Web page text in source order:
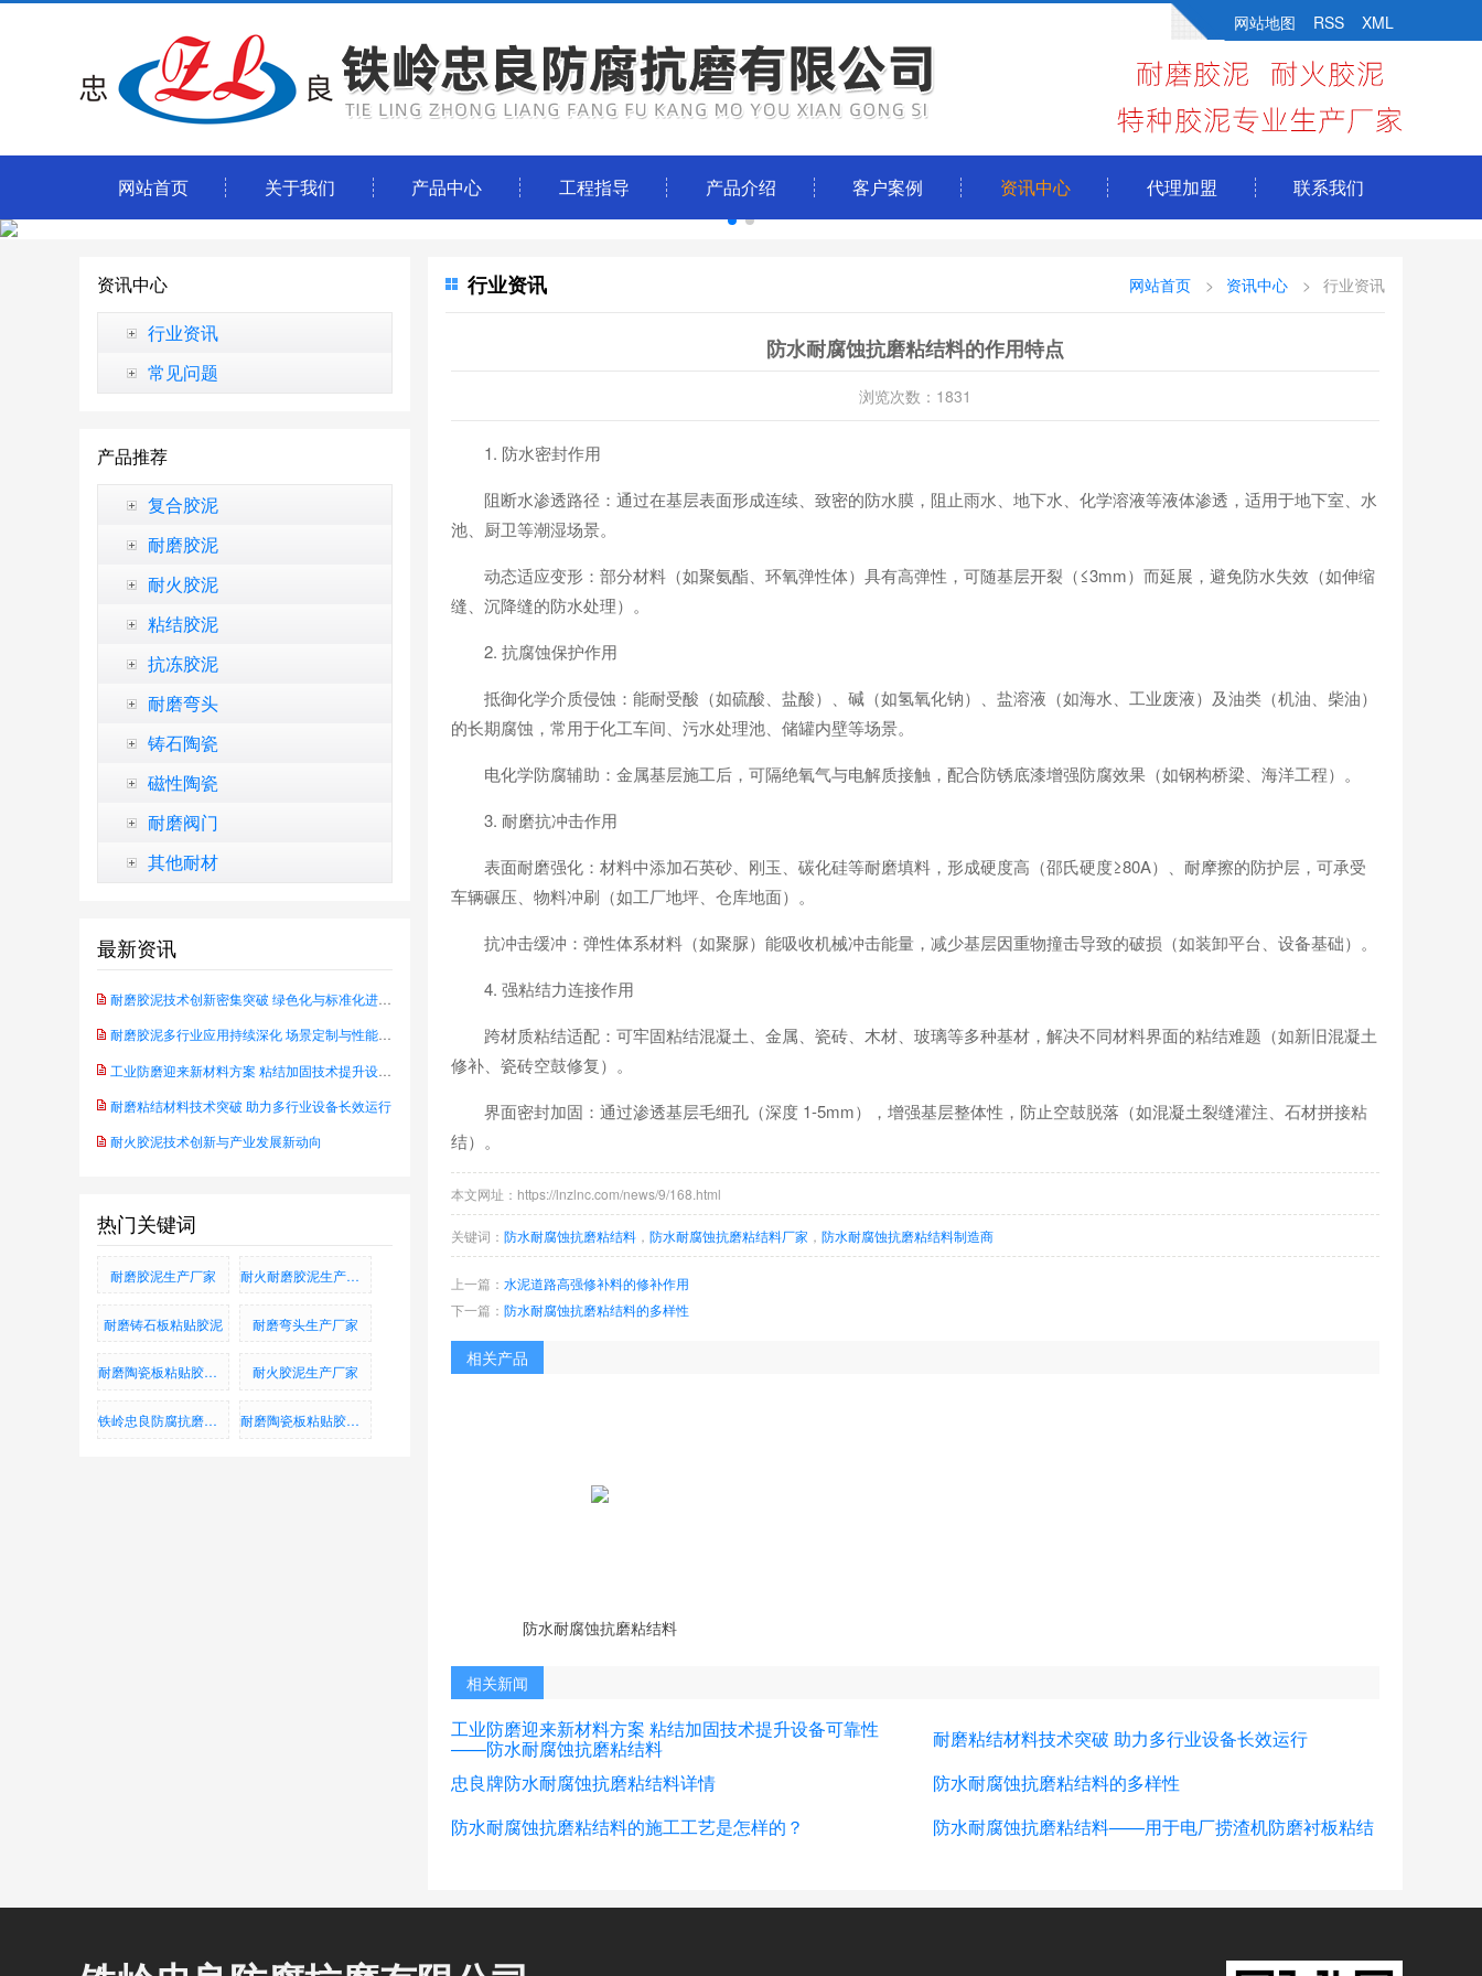
网站地图 RSS XML
网站首页 关于我们 产品中心 工程指导 产品介绍 客户案例 资讯中心 代理加盟 联系我们
资讯中心
行业资讯
常见问题
产品推荐
复合胶泥
耐磨胶泥
耐火胶泥
粘结胶泥
抗冻胶泥
耐磨弯头
铸石陶瓷
磁性陶瓷
耐磨阀门
其他耐材
最新资讯
耐磨粘结材料技术突破 助力多行业设备长效运行
耐火胶泥技术创新与产业发展新动向
热门关键词
耐磨胶泥生产厂家 耐火耐磨胶泥生产厂家
耐磨铸石板粘贴胶泥 耐磨弯头生产厂家
耐磨陶瓷板粘贴胶泥、耐磨铸石板粘贴胶泥、烟道防腐蚀胶泥 耐火胶泥生产厂家
铁岭忠良防腐抗磨有限公司 耐磨陶瓷板粘贴胶泥_耐磨铸石板粘贴胶泥_烟道防腐蚀胶泥
行业资讯 网站首页 资讯中心 行业资讯
防水耐腐蚀抗磨粘结料的作用特点
浏览次数：1831
1. 防水密封作用
阻断水渗透路径：通过在基层表面形成连续、致密的防水膜，阻止雨水、地下水、化学溶液等液体渗透，适用于地下室、水
池、厨卫等潮湿场景。
动态适应变形：部分材料（如聚氨酯、环氧弹性体）具有高弹性，可随基层开裂（≤3mm）而延展，避免防水失效（如伸缩
缝、沉降缝的防水处理）。
2. 抗腐蚀保护作用
抵御化学介质侵蚀：能耐受酸（如硫酸、盐酸）、碱（如氢氧化钠）、盐溶液（如海水、工业废液）及油类（机油、柴油）
的长期腐蚀，常用于化工车间、污水处理池、储罐内壁等场景。
电化学防腐辅助：金属基层施工后，可隔绝氧气与电解质接触，配合防锈底漆增强防腐效果（如钢构桥梁、海洋工程）。
3. 耐磨抗冲击作用
表面耐磨强化：材料中添加石英砂、刚玉、碳化硅等耐磨填料，形成硬度高（邵氏硬度≥80A）、耐摩擦的防护层，可承受
车辆碾压、物料冲刷（如工厂地坪、仓库地面）。
抗冲击缓冲：弹性体系材料（如聚脲）能吸收机械冲击能量，减少基层因重物撞击导致的破损（如装卸平台、设备基础）。
4. 强粘结力连接作用
跨材质粘结适配：可牢固粘结混凝土、金属、瓷砖、木材、玻璃等多种基材，解决不同材料界面的粘结难题（如新旧混凝土
修补、瓷砖空鼓修复）。
界面密封加固：通过渗透基层毛细孔（深度 1-5mm），增强基层整体性，防止空鼓脱落（如混凝土裂缝灌注、石材拼接粘
结）。
本文网址：https://lnzlnc.com/news/9/168.html
关键词： 防水耐腐蚀抗磨粘结料 ， 防水耐腐蚀抗磨粘结料厂家 ， 防水耐腐蚀抗磨粘结料制造商
上一篇： 水泥道路高强修补料的修补作用
下一篇： 防水耐腐蚀抗磨粘结料的多样性
相关产品
防水耐腐蚀抗磨粘结料
相关新闻
工业防磨迎来新材料方案 粘结加固技术提升设备可靠性
——防水耐腐蚀抗磨粘结料
耐磨粘结材料技术突破 助力多行业设备长效运行
忠良牌防水耐腐蚀抗磨粘结料详情
防水耐腐蚀抗磨粘结料的多样性
防水耐腐蚀抗磨粘结料的施工工艺是怎样的？
防水耐腐蚀抗磨粘结料——用于电厂捞渣机防磨衬板粘结